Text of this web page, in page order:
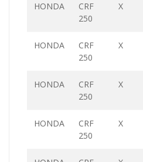
HONDA
CRF
250
X
HONDA
CRF
250
X
HONDA
CRF
250
X
HONDA
CRF
250
X